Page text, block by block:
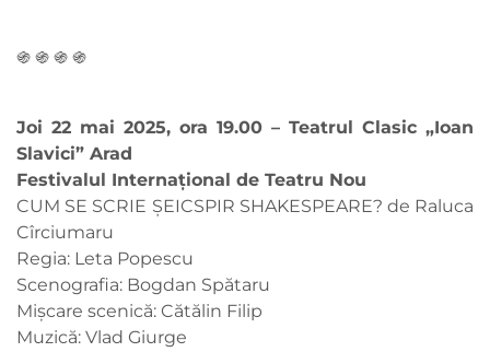
֍ ֍ ֍ ֍
Joi 22 mai 2025, ora 19.00 – Teatrul Clasic „Ioan
Slavici” Arad
Festivalul Internațional de Teatru Nou
CUM SE SCRIE ȘEICSPIR SHAKESPEARE? de Raluca
Cîrciumaru
Regia: Leta Popescu
Scenografia: Bogdan Spătaru
Mișcare scenică: Cătălin Filip
Muzică: Vlad Giurge